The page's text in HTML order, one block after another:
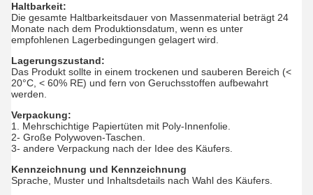
Haltbarkeit:
Die gesamte Haltbarkeitsdauer von Massenmaterial beträgt 24
Monate nach dem Produktionsdatum, wenn es unter
empfohlenen Lagerbedingungen gelagert wird.
Lagerungszustand:
Das Produkt sollte in einem trockenen und sauberen Bereich (<
20°C, < 60% RE) und fern von Geruchsstoffen aufbewahrt
werden.
Verpackung:
1. Mehrschichtige Papiertüten mit Poly-Innenfolie.
2- Große Polywoven-Taschen.
3- andere Verpackung nach der Idee des Käufers.
Kennzeichnung und Kennzeichnung
Sprache, Muster und Inhaltsdetails nach Wahl des Käufers.